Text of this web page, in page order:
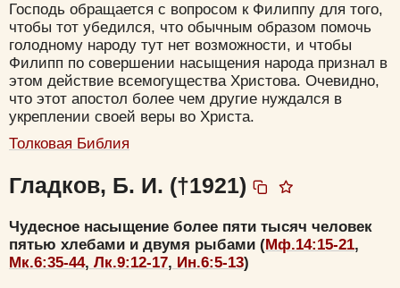
Господь обращается с вопросом к Филиппу для того,
чтобы тот убедился, что обычным образом помочь
голодному народу тут нет возможности, и чтобы
Филипп по совершении насыщения народа признал в
этом действие всемогущества Христова. Очевидно,
что этот апостол более чем другие нуждался в
укреплении своей веры во Христа.
Толковая Библия
Гладков, Б. И. (†1921)
Чудесное насыщение более пяти тысяч человек
пятью хлебами и двумя рыбами (Мф.14:15-21,
Мк.6:35-44, Лк.9:12-17, Ин.6:5-13)